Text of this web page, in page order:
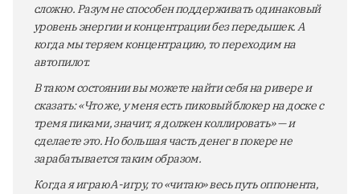
сложно. Разум не способен поддерживать одинаковый
уровень энергии и концентрации без передышек. А
когда мы теряем концентрацию, то переходим на
автопилот.
В таком состоянии вы можете найти себя на ривере и
сказать: «Что же, у меня есть пиковый блокер на доске с
тремя пиками, значит, я должен коллировать» — и
сделаете это. Но большая часть денег в покере не
зарабатывается таким образом.
Когда я играю A-игру, то «читаю» весь путь оппонента,